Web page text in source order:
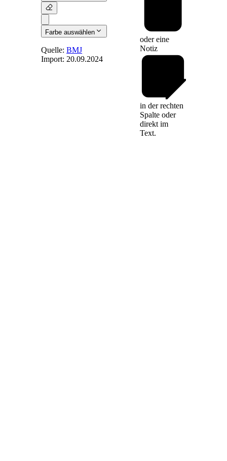
Farbe auswählen
Quelle:BMJ
Import: 20.09.2024
oder eine
Notiz
in der rechten
Spalte oder
direkt im
Text.